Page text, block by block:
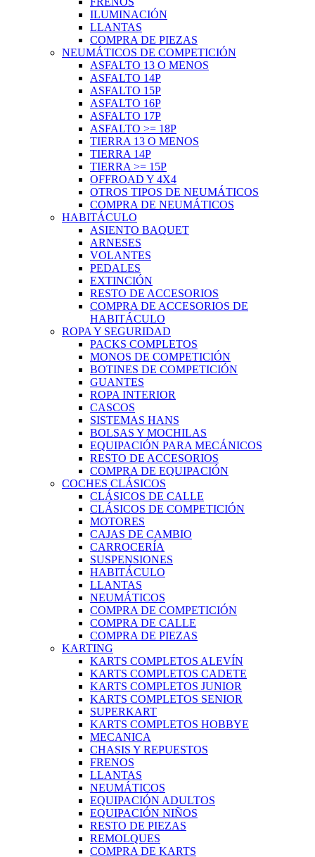
ILUMINACIÓN
LLANTAS
COMPRA DE PIEZAS
NEUMÁTICOS DE COMPETICIÓN
ASFALTO 13 O MENOS
ASFALTO 14P
ASFALTO 15P
ASFALTO 16P
ASFALTO 17P
ASFALTO >= 18P
TIERRA 13 O MENOS
TIERRA 14P
TIERRA >= 15P
OFFROAD Y 4X4
OTROS TIPOS DE NEUMÁTICOS
COMPRA DE NEUMÁTICOS
HABITÁCULO
ASIENTO BAQUET
ARNESES
VOLANTES
PEDALES
EXTINCIÓN
RESTO DE ACCESORIOS
COMPRA DE ACCESORIOS DE
HABITÁCULO
ROPA Y SEGURIDAD
PACKS COMPLETOS
MONOS DE COMPETICIÓN
BOTINES DE COMPETICIÓN
GUANTES
ROPA INTERIOR
CASCOS
SISTEMAS HANS
BOLSAS Y MOCHILAS
EQUIPACIÓN PARA MECÁNICOS
RESTO DE ACCESORIOS
COMPRA DE EQUIPACIÓN
COCHES CLÁSICOS
CLÁSICOS DE CALLE
CLÁSICOS DE COMPETICIÓN
MOTORES
CAJAS DE CAMBIO
CARROCERÍA
SUSPENSIONES
HABITÁCULO
LLANTAS
NEUMÁTICOS
COMPRA DE COMPETICIÓN
COMPRA DE CALLE
COMPRA DE PIEZAS
KARTING
KARTS COMPLETOS ALEVÍN
KARTS COMPLETOS CADETE
KARTS COMPLETOS JUNIOR
KARTS COMPLETOS SENIOR
SUPERKART
KARTS COMPLETOS HOBBYE
MECANICA
CHASIS Y REPUESTOS
FRENOS
LLANTAS
NEUMÁTICOS
EQUIPACIÓN ADULTOS
EQUIPACIÓN NIÑOS
RESTO DE PIEZAS
REMOLQUES
COMPRA DE KARTS